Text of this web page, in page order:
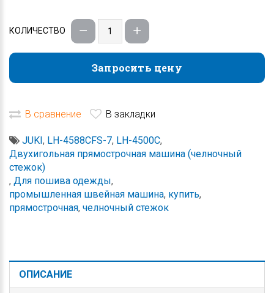
КОЛИЧЕСТВО
Запросить цену
Запросить цену
В сравнение В закладки
JUKI, LH-4588CFS-7, LH-4500C,
Двухигольная прямострочная машина (челночный
стежок)
, Для пошива одежды,
промышленная швейная машина, купить,
прямострочная, челночный стежок
ОПИСАНИЕ